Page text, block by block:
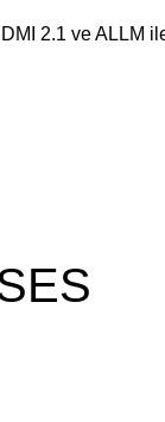
2.1 ve ALLM